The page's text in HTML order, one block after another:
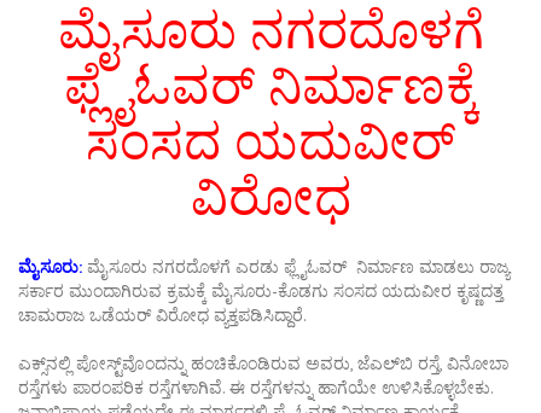
ಮೈಸೂರು ನಗರದೊಳಗೆ
ಫ್ಲೈಓವರ್ ನಿರ್ಮಾಣಕ್ಕೆ
ಸಂಸದ ಯದುವೀರ್
ವಿರೋಧ
ಮೈಸೂರು: ಮೈಸೂರು ನಗರದೊಳಗೆ ಎರಡು ಫ್ಲೈಓವರ್ ನಿರ್ಮಾಣ ಮಾಡಲು ರಾಜ್ಯ
ಸರ್ಕಾರ ಮುಂದಾಗಿರುವ ಕ್ರಮಕ್ಕೆ ಮೈಸೂರು-ಕೊಡಗು ಸಂಸದ ಯದುವೀರ ಕೃಷ್ಣದತ್ತ
ಚಾಮರಾಜ ಒಡೆಯರ್‌ ವಿರೋಧ ವ್ಯಕ್ತಪಡಿಸಿದ್ದಾರೆ.
ಎಕ್ಸ್‌ನಲ್ಲಿ ಪೋಸ್ಟ್‌ವೊಂದನ್ನು ಹಂಚಿಕೊಂಡಿರುವ ಅವರು, ಜೆಎಲ್‌ಬಿ ರಸ್ತೆ, ವಿನೋಬಾ
ರಸ್ತೆಗಳು ಪಾರಂಪರಿಕ ರಸ್ತೆಗಳಾಗಿವೆ. ಈ ರಸ್ತೆಗಳನ್ನು ಹಾಗೆಯೇ ಉಳಿಸಿಕೊಳ್ಳಬೇಕು.